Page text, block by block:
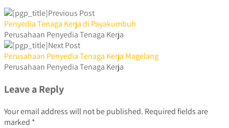
Previous Post
Penyedia Tenaga Kerja di Payakumbuh
Perusahaan Penyedia Tenaga Kerja
Next Post
Perusahaan Penyedia Tenaga Kerja Magelang
Perusahaan Penyedia Tenaga Kerja
Leave a Reply
Your email address will not be published. Required fields are
marked *